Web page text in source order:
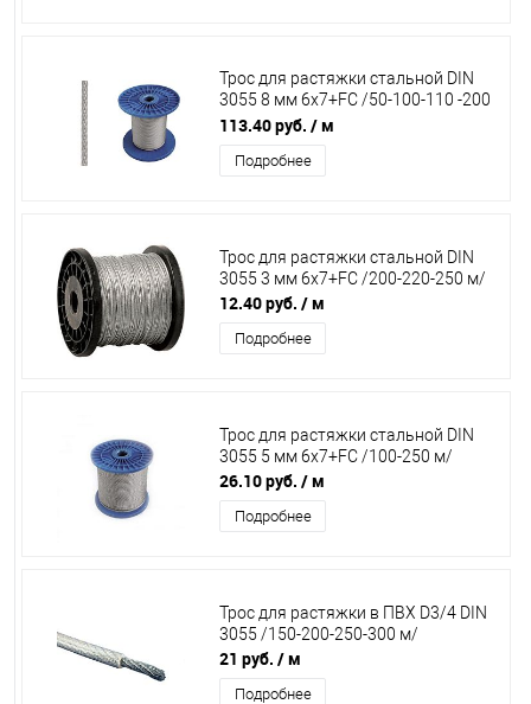
Трос для растяжки стальной DIN
3055 8 мм 6х7+FC /50-100-110 -200
м/
113.40 руб. / м
Подробнее
Трос для растяжки стальной DIN
3055 3 мм 6х7+FC /200-220-250 м/
12.40 руб. / м
Подробнее
Трос для растяжки стальной DIN
3055 5 мм 6х7+FC /100-250 м/
26.10 руб. / м
Подробнее
Трос для растяжки в ПВХ D3/4 DIN
3055 /150-200-250-300 м/
21 руб. / м
Подробнее